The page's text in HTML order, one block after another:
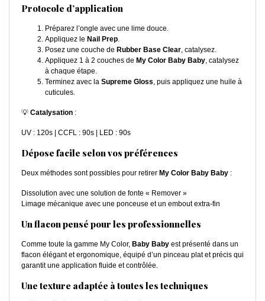
Protocole d’application
Préparez l’ongle avec une lime douce.
Appliquez le Nail Prep.
Posez une couche de Rubber Base Clear, catalysez.
Appliquez 1 à 2 couches de My Color Baby Baby, catalysez
à chaque étape.
Terminez avec la Supreme Gloss, puis appliquez une huile à
cuticules.
💡 Catalysation :
UV : 120s | CCFL : 90s | LED : 90s
Dépose facile selon vos préférences
Deux méthodes sont possibles pour retirer My Color Baby Baby :
Dissolution avec une solution de fonte « Remover »
Limage mécanique avec une ponceuse et un embout extra-fin
Un flacon pensé pour les professionnelles
Comme toute la gamme My Color, Baby Baby est présenté dans un
flacon élégant et ergonomique, équipé d’un pinceau plat et précis qui
garantit une application fluide et contrôlée.
Une texture adaptée à toutes les techniques